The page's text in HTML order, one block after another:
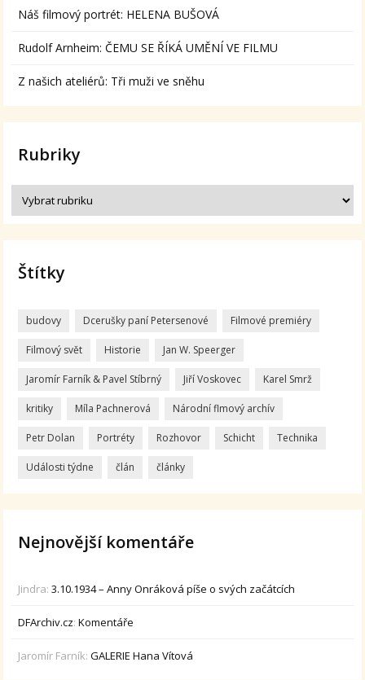
Náš filmový portrét: HELENA BUŠOVÁ
Rudolf Arnheim: ČEMU SE ŘÍKÁ UMĚNÍ VE FILMU
Z našich ateliérů: Tři muži ve sněhu
Rubriky
Štítky
budovy Dcerušky paní Petersenové Filmové premiéry
Filmový svět Historie Jan W. Speerger
Jaromír Farník & Pavel Stíbrný Jiří Voskovec Karel Smrž
kritiky Míla Pachnerová Národní flmový archív
Petr Dolan Portréty Rozhovor Schicht Technika
Události týdne člán články
Nejnovější komentáře
Jindra:3.10.1934 – Anny Onráková píše o svých začátcích
DFArchiv.cz:Komentáře
Jaromír Farník:GALERIE Hana Vítová